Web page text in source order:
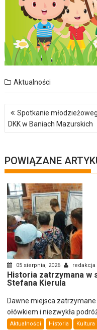
Aktualności
Nawigacja
wpisu
Spotkanie
DKK w Baniach Mazurskich
POWIĄZANE
05 sierpnia, 2026 redakcja
Historia zatrzymana w
Stefana Kierula
Dawne miejsca
ołówkiem i niezwykła
Aktualności Historia Kultura